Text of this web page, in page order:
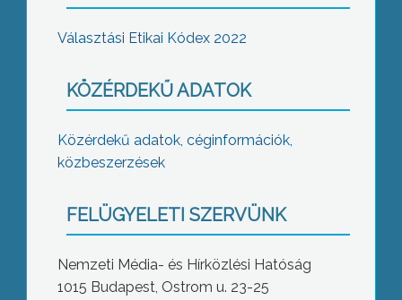
Választási Etikai Kódex 2022
KÖZÉRDEKŰ ADATOK
Közérdekű adatok, céginformációk,
közbeszerzések
FELÜGYELETI SZERVÜNK
Nemzeti Média- és Hírközlési Hatóság
1015 Budapest, Ostrom u. 23-25